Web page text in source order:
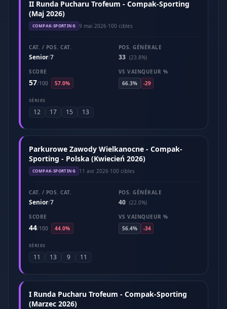
II Runda Pucharu Trofeum - Compak-Sporting
(Maj 2026)
COMPAK-SPORTING 9 mai 2026·100 cibles
CAT. / POS. CAT.
Senior/7
POS. GÉNÉRALE
33 (23.8%)
SCORE
57/100 57.0%
VS VAINQUEUR %
66.3%
-29
SÉRIES
12 17 15 13
Parkurowe Zawody Wielkanocne - Compak-
Sporting - Polska (Kwiecień 2026)
COMPAK-SPORTING 11 avr. 2026·100 cibles
CAT. / POS. CAT.
Senior/7
POS. GÉNÉRALE
40 (22.0%)
SCORE
44/100 44.0%
VS VAINQUEUR %
56.4%
-34
SÉRIES
11 13 9 11
I Runda Pucharu Trofeum - Compak-Sporting
(Marzec 2026)